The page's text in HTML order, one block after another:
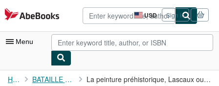
Skip to main content
AbeBooks.com USD
Site
shopping
preferences
Sign in
Menu
My Account
Home BATAILLE Georges : La peinture préhistorique, Lascaux ou la naissance de l'Art *